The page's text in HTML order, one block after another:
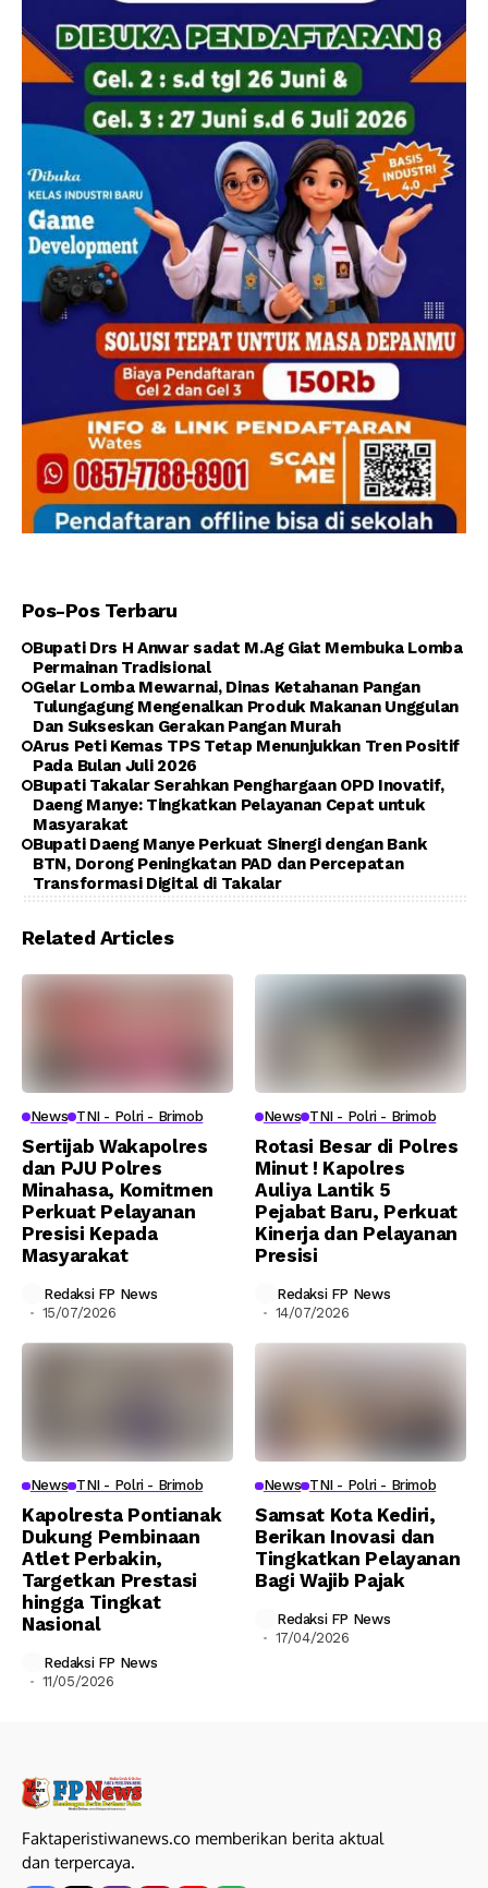
Pos-Pos Terbaru
Bupati Drs H Anwar sadat M.Ag Giat Membuka Lomba
Permainan Tradisional
Gelar Lomba Mewarnai, Dinas Ketahanan Pangan
Tulungagung Mengenalkan Produk Makanan Unggulan
Dan Sukseskan Gerakan Pangan Murah
Arus Peti Kemas TPS Tetap Menunjukkan Tren Positif
Pada Bulan Juli 2026
Bupati Takalar Serahkan Penghargaan OPD Inovatif,
Daeng Manye: Tingkatkan Pelayanan Cepat untuk
Masyarakat
Bupati Daeng Manye Perkuat Sinergi dengan Bank
BTN, Dorong Peningkatan PAD dan Percepatan
Transformasi Digital di Takalar
Related Articles
News TNI - Polri - Brimob
Sertijab Wakapolres
dan PJU Polres
Minahasa, Komitmen
Perkuat Pelayanan
Presisi Kepada
Masyarakat
Redaksi FP News
15/07/2026
News TNI - Polri - Brimob
Rotasi Besar di Polres
Minut ! Kapolres
Auliya Lantik 5
Pejabat Baru, Perkuat
Kinerja dan Pelayanan
Presisi
Redaksi FP News
14/07/2026
News TNI - Polri - Brimob
Kapolresta Pontianak
Dukung Pembinaan
Atlet Perbakin,
Targetkan Prestasi
hingga Tingkat
Nasional
Redaksi FP News
11/05/2026
News TNI - Polri - Brimob
Samsat Kota Kediri,
Berikan Inovasi dan
Tingkatkan Pelayanan
Bagi Wajib Pajak
Redaksi FP News
17/04/2026
Faktaperistiwanews.co memberikan berita aktual
dan terpercaya.